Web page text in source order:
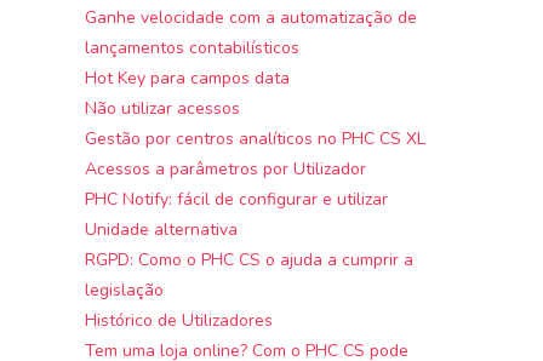
Ganhe velocidade com a automatização de
lançamentos contabilísticos
Hot Key para campos data
Não utilizar acessos
Gestão por centros analíticos no PHC CS XL
Acessos a parâmetros por Utilizador
PHC Notify: fácil de configurar e utilizar
Unidade alternativa
RGPD: Como o PHC CS o ajuda a cumprir a
legislação
Histórico de Utilizadores
Tem uma loja online? Com o PHC CS pode